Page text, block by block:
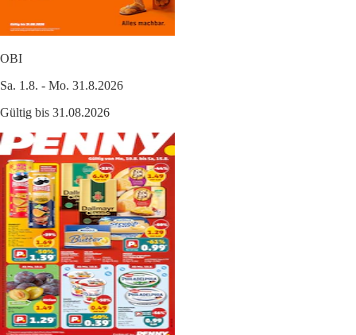
OBI
Sa. 1.8. - Mo. 31.8.2026
Gültig bis 31.08.2026